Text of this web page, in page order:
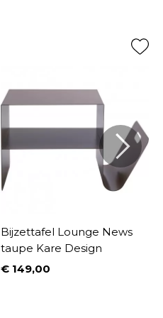
Bijzettafel Lounge News
taupe Kare Design
Prijs
€ 149,00